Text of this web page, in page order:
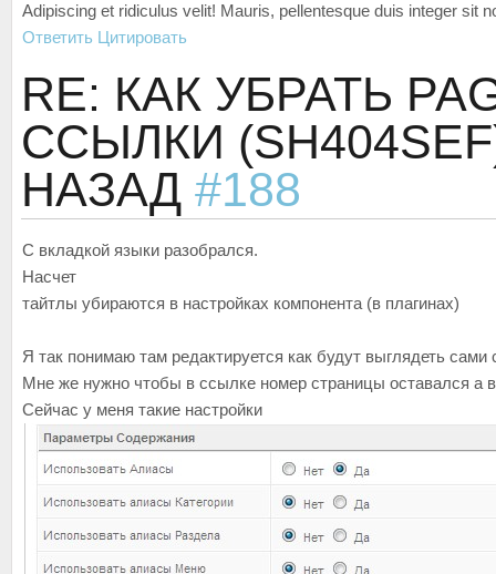
Adipiscing et ridiculus velit! Mauris, pellentesque duis integer sit
Ответить Цитировать
RE: КАК УБРАТЬ
ССЫЛКИ
НАЗАД #188
С вкладкой языки разобрался.
Насчет
тайтлы убираются в настройках компонента (в плагинах)
Я так понимаю там редактируется как будут выглядеть сами
Мне же нужно чтобы в ссылке номер страницы оставался а в
Сейчас у меня такие настройки